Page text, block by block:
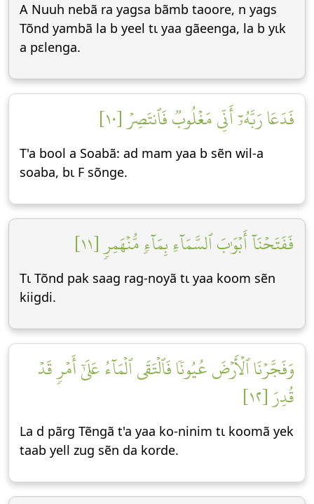
A Nuuh nebã ra yagsa bãmb taoore, n yags
Tõnd yambã la b yeel tɩ yaa gãeenga, la b yɩk
a pεlenga.
فَدَعَا رَبَّهُۥٓ أَنِّي مَغۡلُوبٞ فَٱنتَصِرۡ [١٠]
T'a bool a Soabã: ad mam yaa b sẽn wil-a
soaba, bɩ F sõnge.
فَفَتَحۡنَآ أَبۡوَٰبَ ٱلسَّمَآءِ بِمَآءٖ مُّنۡهَمِرٖ [١١]
Tɩ Tõnd pak saag rag-noyã tɩ yaa koom sẽn
kiigdi.
وَفَجَّرۡنَا ٱلۡأَرۡضَ عُيُونٗا فَٱلۡتَقَى ٱلۡمَآءُ عَلَىٰٓ أَمۡرٖ قَدۡ
قُدِرَ [١٢]
La d pãrg Tẽngã t'a yaa ko-ninim tɩ koomã yek
taab yell zug sẽn da korde.